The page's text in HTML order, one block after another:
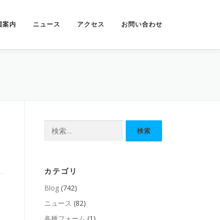
案内 ニュース アクセス お問い合わせ
カテゴリ
Blog (742)
ニュース (82)
各種フォーム (1)